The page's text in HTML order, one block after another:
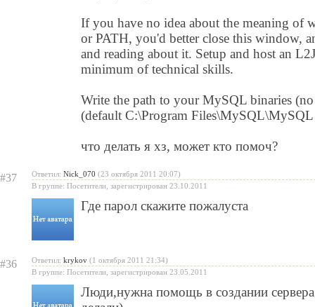
If you have no idea about the meaning of
or PATH, you'd better close this window,
and reading about it. Setup and host an
minimum of technical skills.
Write the path to your MySQL binaries
(default C:\Program
что делать я хз, может кто помоч?
#37 Ответил: Nick_070 (23 октября 2011 20:07)
В группе: Посетители, зарегистрирован 23.10.2011
Где парол скажите пожалуста
#36 Ответил: krykov (1 октября 2011 21:34)
В группе: Посетители, зарегистрирован 23.05.2011
Люди,нужна помощь в создании